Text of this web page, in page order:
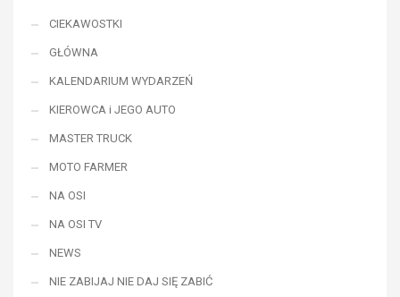
CIEKAWOSTKI
GŁÓWNA
KALENDARIUM WYDARZEŃ
KIEROWCA i JEGO AUTO
MASTER TRUCK
MOTO FARMER
NA OSI
NA OSI TV
NEWS
NIE ZABIJAJ NIE DAJ SIĘ ZABIĆ